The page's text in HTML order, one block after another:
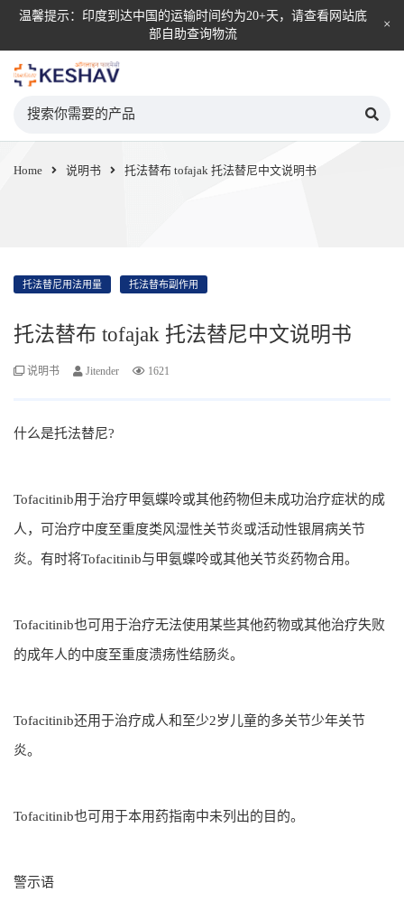
温馨提示：印度到达中国的运输时间约为20+天，请查看网站底
部自助查询物流
Home 说明书 托法替布 tofajak 托法替尼中文说明书
托法替尼用法用量 托法替布副作用
托法替布 tofajak 托法替尼中文说明书
说明书 Jitender 1621
什么是托法替尼?
Tofacitinib用于治疗甲氨蝶呤或其他药物但未成功治疗症状的成
人，可治疗中度至重度类风湿性关节炎或活动性银屑病关节
炎。有时将Tofacitinib与甲氨蝶呤或其他关节炎药物合用。
Tofacitinib也可用于治疗无法使用某些其他药物或其他治疗失败
的成年人的中度至重度溃疡性结肠炎。
Tofacitinib还用于治疗成人和至少2岁儿童的多关节少年关节
炎。
Tofacitinib也可用于本用药指南中未列出的目的。
警示语